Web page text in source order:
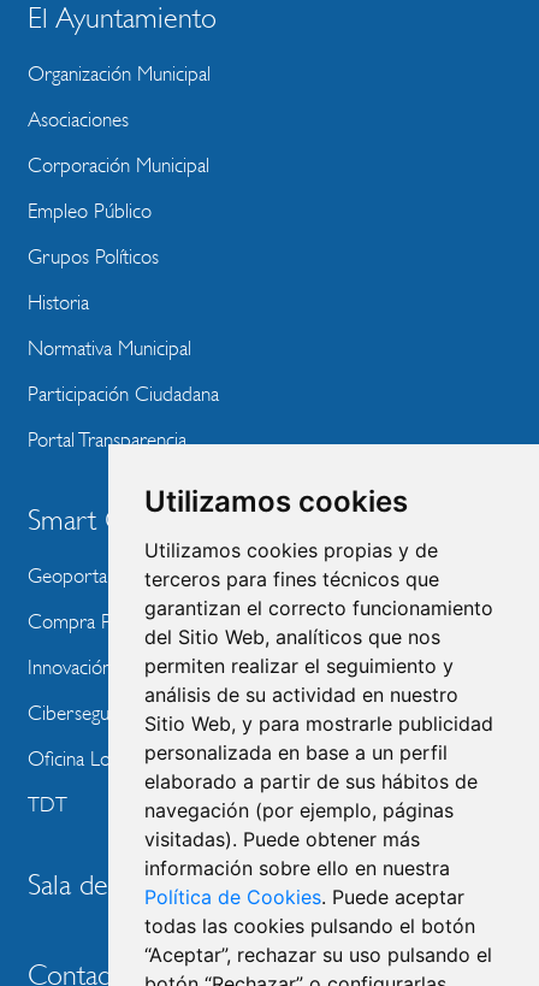
Utilizamos cookies
Utilizamos cookies propias y de
terceros para fines técnicos que
garantizan el correcto funcionamiento
del Sitio Web, analíticos que nos
permiten realizar el seguimiento y
análisis de su actividad en nuestro
Sitio Web, y para mostrarle publicidad
personalizada en base a un perfil
elaborado a partir de sus hábitos de
navegación (por ejemplo, páginas
visitadas). Puede obtener más
información sobre ello en nuestra
Política de Cookies. Puede aceptar
todas las cookies pulsando el botón
“Aceptar”, rechazar su uso pulsando el
BLOQUE
MENU
WEBSITE
El Ayuntamiento
Organización Municipal
Asociaciones
Corporación Municipal
Empleo Público
Grupos Políticos
Historia
Normativa Municipal
Participación Ciudadana
Portal Transparencia
Smart City
Geoportal
Compra Pública de Innovación
Innovación Tecnológica
Ciberseguridad
Oficina Local de Ayudas Públicas
TDT
Sala de prensa
Contacto